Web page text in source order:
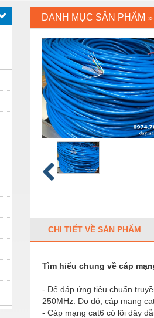
DANH MỤC SẢN PHẨM »
CHI TIẾT VỀ SẢN PHẨM
Tìm hiểu chung về cáp
- Để đáp ứng tiêu chuẩn
250MHz. Do đó, cáp mạng
- Cáp mạng cat6 có lõi dây